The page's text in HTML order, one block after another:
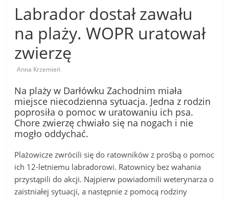
Labrador dostał zawału
na plaży. WOPR uratował
zwierzę
Anna Krzemień
Na plaży w Darłówku Zachodnim miała
miejsce niecodzienna sytuacja. Jedna z rodzin
poprosiła o pomoc w uratowaniu ich psa.
Chore zwierzę chwiało się na nogach i nie
mogło oddychać.
Plażowicze zwrócili się do ratowników z prośbą o pomoc
ich 12-letniemu labradorowi. Ratownicy bez wahania
przystąpili do akcji. Najpierw powiadomili weterynarza o
zaistniałej sytuacji, a następnie z pomocą rodziny